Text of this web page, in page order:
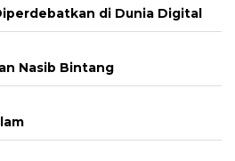
di Dunia Digital
Nasib Bintang